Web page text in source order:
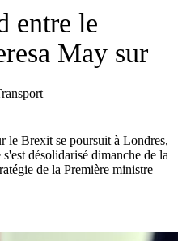
entre le
May sur
le Brexit se poursuit à Londres,
désolidarisé dimanche de la
de la Première ministre